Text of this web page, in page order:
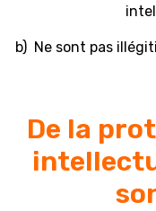
b) Ne sont pas
De la